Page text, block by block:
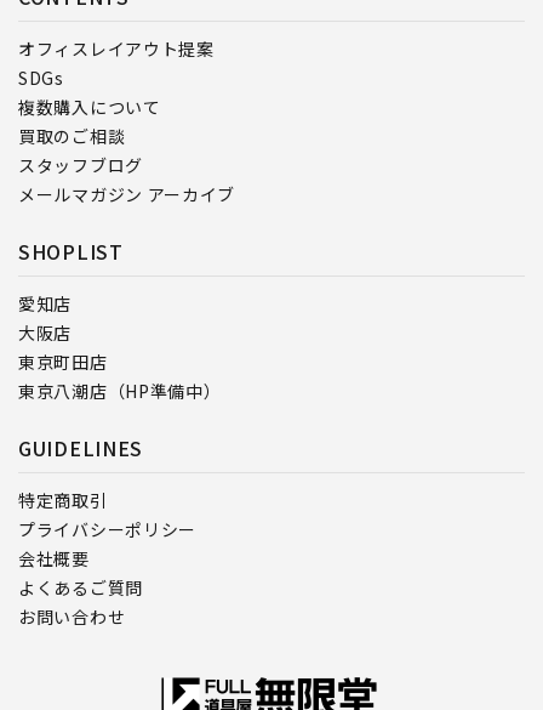
オフィスレイアウト提案
SDGs
複数購入について
買取のご相談
スタッフブログ
メールマガジン アーカイブ
SHOPLIST
愛知店
大阪店
東京町田店
東京八潮店（HP準備中）
GUIDELINES
特定商取引
プライバシーポリシー
会社概要
よくあるご質問
お問い合わせ